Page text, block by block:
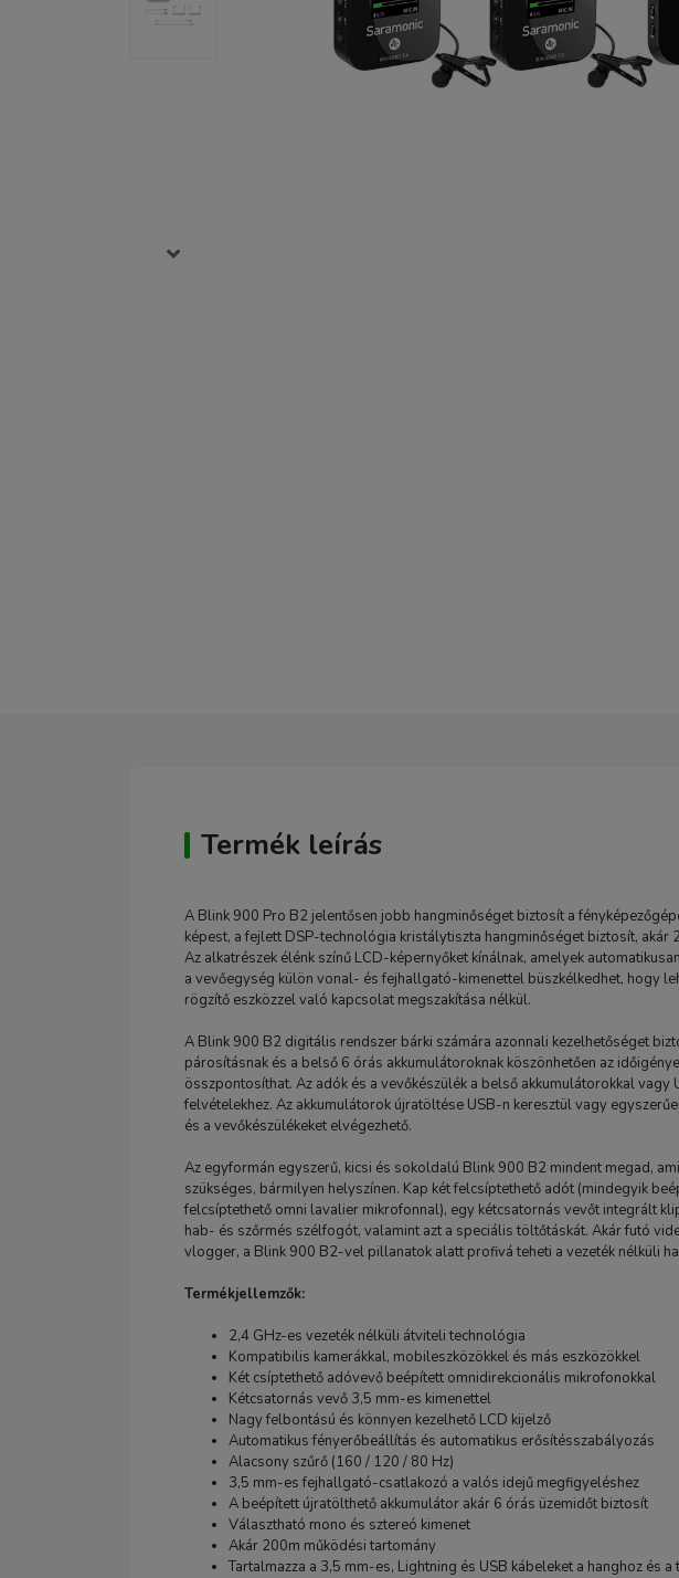
Termék leírás
A Blink 900 Pro B2 jelentősen jobb hangminőséget biztosít a
képest, a fejlett DSP-technológia kristálytiszta hangminőséget biztosít,
Az alkatrészek élénk színű LCD-képernyőket kínálnak, amelyek
a vevőegység külön vonal- és fejhallgató-kimenettel büszkélkedhet, hogy
rögzítő eszközzel való kapcsolat megszakítása nélkül.
A Blink 900 B2 digitális rendszer bárki számára azonnali kezelhetőséget
párosításnak és a belső 6 órás akkumulátoroknak köszönhetően az
összpontosíthat. Az adók és a vevőkészülék a belső akkumulátorokkal
felvételekhez. Az akkumulátorok újratöltése USB-n keresztül vagy
és a vevőkészülékeket elvégezhető.
Az egyformán egyszerű, kicsi és sokoldalú Blink 900 B2 mindent megad,
szükséges, bármilyen helyszínen. Kap két felcsíptethető adót (mindegyik
felcsíptethető omni lavalier mikrofonnal), egy kétcsatornás vevőt integrált
hab- és szőrmés szélfogót, valamint azt a speciális töltőtáskát. Akár futó
vlogger, a Blink 900 B2-vel pillanatok alatt profivá teheti a vezeték nélküli
Termékjellemzők:
2,4 GHz-es vezeték nélküli átviteli technológia
Kompatibilis kamerákkal, mobileszközökkel és más eszközökkel
Két csíptethető adóvevő beépített omnidirekcionális mikrofonokkal
Kétcsatornás vevő 3,5 mm-es kimenettel
Nagy felbontású és könnyen kezelhető LCD kijelző
Automatikus fényerőbeállítás és automatikus erősítésszabályozás
Alacsony szűrő (160 / 120 / 80 Hz)
3,5 mm-es fejhallgató-csatlakozó a valós idejű megfigyeléshez
A beépített újratölthető akkumulátor akár 6 órás üzemidőt biztosít
Választható mono és sztereó kimenet
Akár 200m működési tartomány
Tartalmazza a 3,5 mm-es, Lightning és USB kábeleket a hanghoz és a